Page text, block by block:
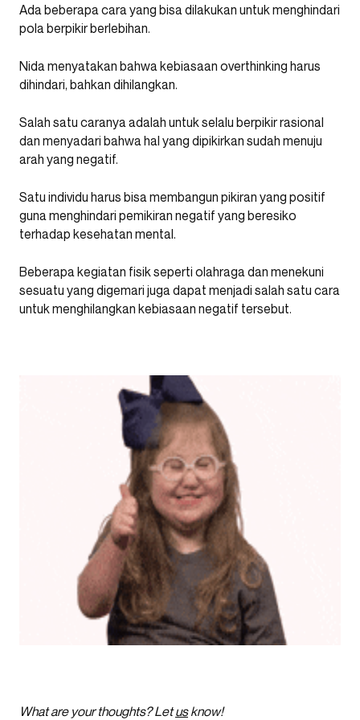
Ada beberapa cara yang bisa dilakukan untuk menghindari
pola berpikir berlebihan.
Nida menyatakan bahwa kebiasaan overthinking harus
dihindari, bahkan dihilangkan.
Salah satu caranya adalah untuk selalu berpikir rasional
dan menyadari bahwa hal yang dipikirkan sudah menuju
arah yang negatif.
Satu individu harus bisa membangun pikiran yang positif
guna menghindari pemikiran negatif yang beresiko
terhadap kesehatan mental.
Beberapa kegiatan fisik seperti olahraga dan menekuni
sesuatu yang digemari juga dapat menjadi salah satu cara
untuk menghilangkan kebiasaan negatif tersebut.
What are your thoughts? Letusknow!